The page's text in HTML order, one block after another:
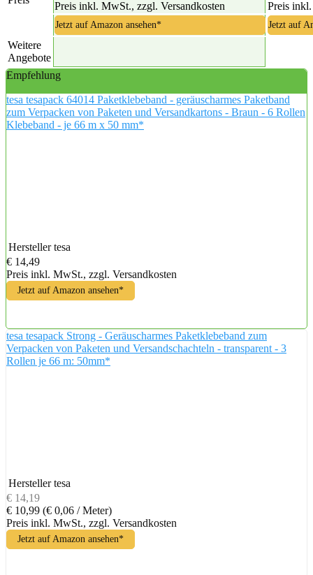
Preis inkl. MwSt., zzgl. Versandkosten
Preis
Jetzt auf Amazon ansehen* Jetzt auf
Weitere
Angebote
Empfehlung
tesa tesapack 64014 Paketklebeband - geräuscharmes Paketband
zum Verpacken von Paketen und Versandkartons - Braun - 6 Rollen
Klebeband - je 66 m x 50 mm*
Hersteller tesa
€ 14,49
Preis inkl. MwSt., zzgl. Versandkosten
Jetzt auf Amazon ansehen*
tesa tesapack Strong - Geräuscharmes Paketklebeband zum
Verpacken von Paketen und Versandschachteln - transparent - 3
Rollen je 66 m: 50mm*
Hersteller tesa
€ 14,19
€ 10,99 (€ 0,06 / Meter)
Preis inkl. MwSt., zzgl. Versandkosten
Jetzt auf Amazon ansehen*